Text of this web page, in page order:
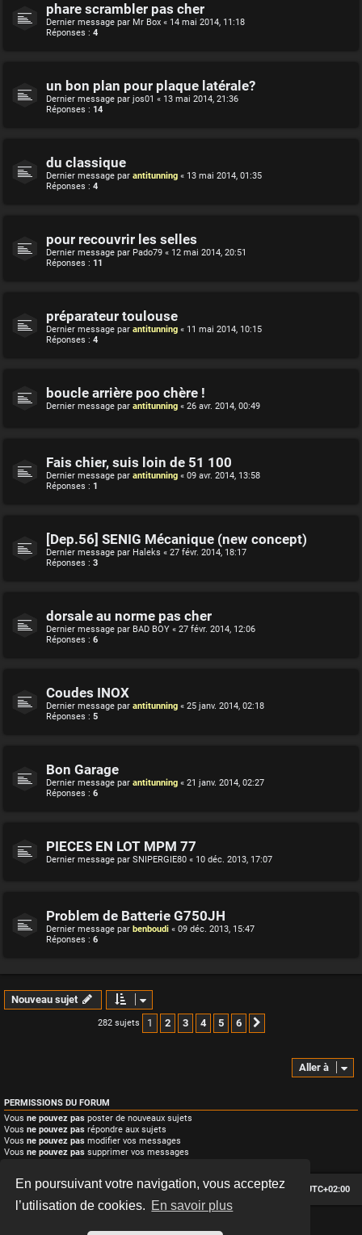
En poursuivant votre navigation, vous acceptez
l’utilisation de cookies. En savoir plus
phare scrambler pas cher
Dernier message par Mr Box « 14 mai 2014, 11:18
Réponses : 4
un bon plan pour plaque latérale?
Dernier message par jos01 « 13 mai 2014, 21:36
Réponses : 14
du classique
Dernier message par antitunning « 13 mai 2014, 01:35
Réponses : 4
pour recouvrir les selles
Dernier message par Pado79 « 12 mai 2014, 20:51
Réponses : 11
préparateur toulouse
Dernier message par antitunning « 11 mai 2014, 10:15
Réponses : 4
boucle arrière poo chère !
Dernier message par antitunning « 26 avr. 2014, 00:49
Fais chier, suis loin de 51 100
Dernier message par antitunning « 09 avr. 2014, 13:58
Réponses : 1
[Dep.56] SENIG Mécanique (new concept)
Dernier message par Haleks « 27 févr. 2014, 18:17
Réponses : 3
dorsale au norme pas cher
Dernier message par BAD BOY « 27 févr. 2014, 12:06
Réponses : 6
Coudes INOX
Dernier message par antitunning « 25 janv. 2014, 02:18
Réponses : 5
Bon Garage
Dernier message par antitunning « 21 janv. 2014, 02:27
Réponses : 6
PIECES EN LOT MPM 77
Dernier message par SNIPERGIE80 « 10 déc. 2013, 17:07
Problem de Batterie G750JH
Dernier message par benboudi « 09 déc. 2013, 15:47
Réponses : 6
Nouveau sujet
282 sujets 1 2 3 4 5 6
Aller à
PERMISSIONS DU FORUM
Vous ne pouvez pas poster de nouveaux sujets
Vous ne pouvez pas répondre aux sujets
Vous ne pouvez pas modifier vos messages
Vous ne pouvez pas supprimer vos messages
Le forum des passionnés de Café Racer Heures au format UTC+02:00